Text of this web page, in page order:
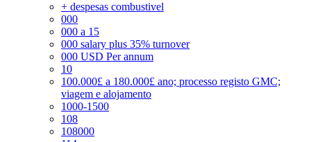
+ despesas combustivel
000
000 a 15
000 salary plus 35% turnover
000 USD Per annum
10
100.000£ a 180.000£ ano; processo registo GMC;
viagem e alojamento
1000-1500
108
108000